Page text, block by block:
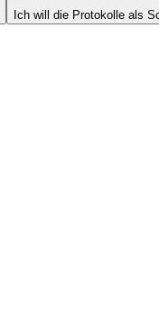
Ich will die Protokolle als